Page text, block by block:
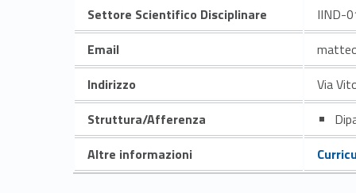
Settore Scientifico Disciplinare
IIND-
Email
Indirizzo
Via
Struttura/Afferenza
Altre informazioni